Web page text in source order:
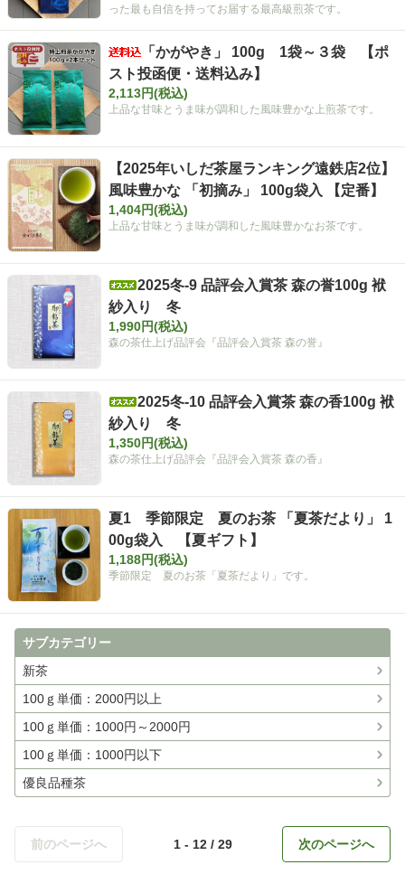
った最も自信を持ってお届する最高級煎茶です。
「かがやき」 100g 1袋～３袋 【ポ
スト投函便・送料込み】
2,113円(税込)
上品な甘味とうま味が調和した風味豊かな上煎茶です。
【2025年いしだ茶屋ランキング遠鉄店2位】
風味豊かな 「初摘み」 100g袋入 【定番】
1,404円(税込)
上品な甘味とうま味が調和した風味豊かなお茶です。
2025冬-9 品評会入賞茶 森の誉100g 袱
紗入り 冬
1,990円(税込)
森の茶仕上げ品評会『品評会入賞茶 森の誉』
2025冬-10 品評会入賞茶 森の香100g 袱
紗入り 冬
1,350円(税込)
森の茶仕上げ品評会『品評会入賞茶 森の香』
夏1 季節限定 夏のお茶 「夏茶だより」 1
00g袋入 【夏ギフト】
1,188円(税込)
季節限定 夏のお茶「夏茶だより」です。
サブカテゴリー
新茶
100ｇ単価：2000円以上
100ｇ単価：1000円～2000円
100ｇ単価：1000円以下
優良品種茶
前のページへ 1 - 12 / 29 次のページへ